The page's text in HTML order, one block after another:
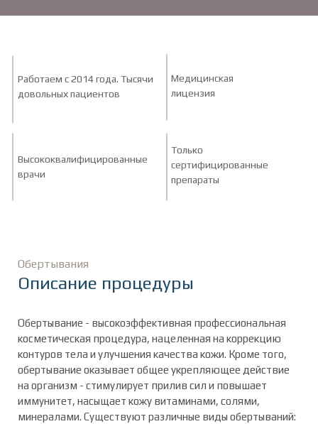
Только
сертифицированные
препараты
Высококвалифицированные
врачи
Медицинская
лицензия
Работаем с 2014 года. Тысячи
довольных пациентов
Обертывания
Описание процедуры
Обертывание - высокоэффективная профессиональная
косметическая процедура, нацеленная на коррекцию
контуров тела и улучшения качества кожи. Кроме того,
обертывание оказывает общее укрепляющее действие
на организм - стимулирует прилив сил и повышает
иммунитет, насыщает кожу витаминами, солями,
минералами. Существуют различные виды обертываний: